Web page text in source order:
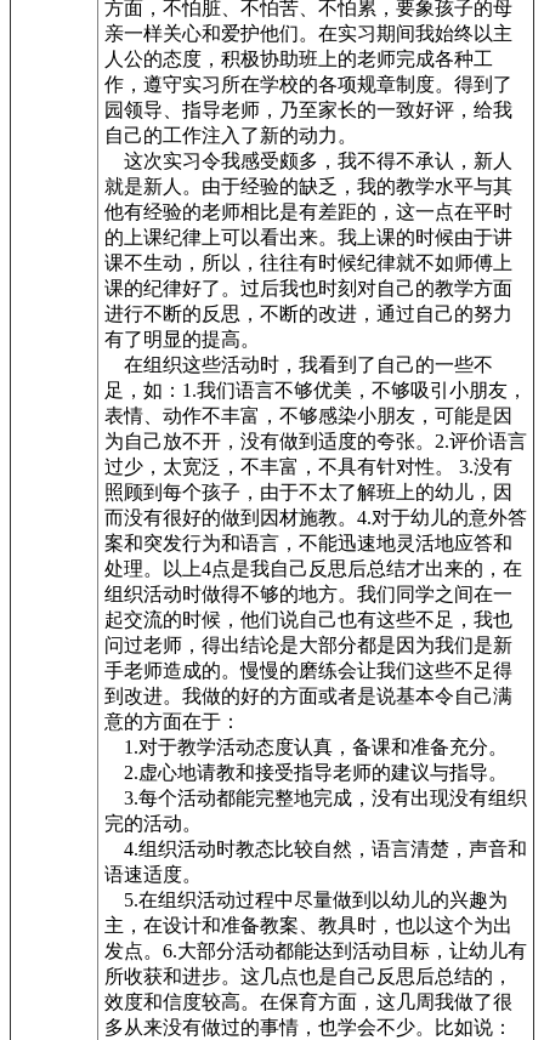
方面，不怕脏、不怕苦、不怕累，要象孩子的母
亲一样关心和爱护他们。在实习期间我始终以主
人公的态度，积极协助班上的老师完成各种工
作，遵守实习所在学校的各项规章制度。得到了
园领导、指导老师，乃至家长的一致好评，给我
自己的工作注入了新的动力。
这次实习令我感受颇多，我不得不承认，新人
就是新人。由于经验的缺乏，我的教学水平与其
他有经验的老师相比是有差距的，这一点在平时
的上课纪律上可以看出来。我上课的时候由于讲
课不生动，所以，往往有时候纪律就不如师傅上
课的纪律好了。过后我也时刻对自己的教学方面
进行不断的反思，不断的改进，通过自己的努力
有了明显的提高。
在组织这些活动时，我看到了自己的一些不
足，如：1.我们语言不够优美，不够吸引小朋友，
表情、动作不丰富，不够感染小朋友，可能是因
为自己放不开，没有做到适度的夸张。2.评价语言
过少，太宽泛，不丰富，不具有针对性。 3.没有
照顾到每个孩子，由于不太了解班上的幼儿，因
而没有很好的做到因材施教。4.对于幼儿的意外答
案和突发行为和语言，不能迅速地灵活地应答和
处理。以上4点是我自己反思后总结才出来的，在
组织活动时做得不够的地方。我们同学之间在一
起交流的时候，他们说自己也有这些不足，我也
问过老师，得出结论是大部分都是因为我们是新
手老师造成的。慢慢的磨练会让我们这些不足得
到改进。我做的好的方面或者是说基本令自己满
意的方面在于：
1.对于教学活动态度认真，备课和准备充分。
2.虚心地请教和接受指导老师的建议与指导。
3.每个活动都能完整地完成，没有出现没有组织
完的活动。
4.组织活动时教态比较自然，语言清楚，声音和
语速适度。
5.在组织活动过程中尽量做到以幼儿的兴趣为
主，在设计和准备教案、教具时，也以这个为出
发点。6.大部分活动都能达到活动目标，让幼儿有
所收获和进步。这几点也是自己反思后总结的，
效度和信度较高。在保育方面，这几周我做了很
多从来没有做过的事情，也学会不少。比如说：